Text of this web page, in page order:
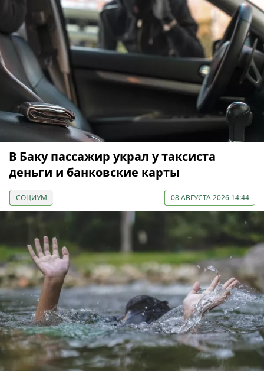
В Баку пассажир украл у таксиста
деньги и банковские карты
СОЦИУМ 08 АВГУСТА 2026 14:44